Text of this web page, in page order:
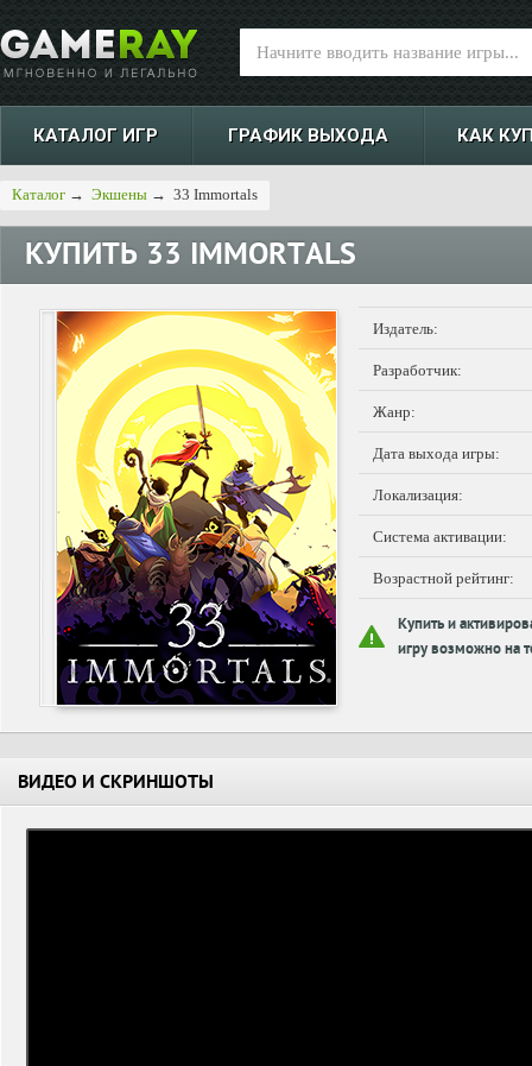
КАТАЛОГ ИГР ГРАФИК ВЫХОДА КАК
Каталог → Экшены → 33 Immortals
КУПИТЬ 33 IMMORTALS
Издатель:
Разработчик:
Жанр:
Дата выхода игры:
Локализация:
Система активации:
Возрастной рейтинг:
Купить и
игру возможно на
ВИДЕО И СКРИНШОТЫ